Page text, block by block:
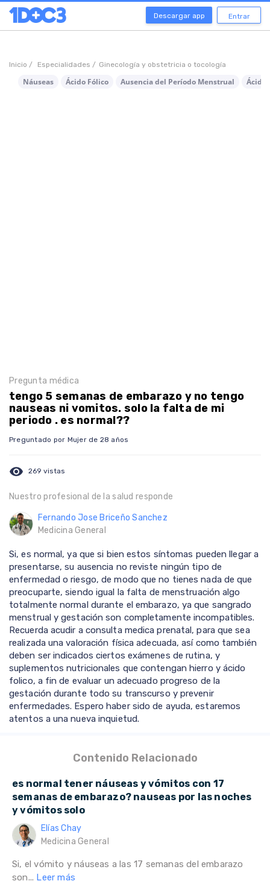
Descargar app Entrar
Inicio / Especialidades / Ginecología y obstetricia o tocología
Náuseas Ácido Fólico Ausencia del Período Menstrual Ácido
Pregunta médica
tengo 5 semanas de embarazo y no tengo
nauseas ni vomitos. solo la falta de mi
periodo . es normal??
Preguntado por Mujer de 28 años
visibility 269 vistas
Nuestro profesional de la salud responde
Fernando Jose Briceño Sanchez
Medicina General
Si, es normal, ya que si bien estos síntomas pueden llegar a
presentarse, su ausencia no reviste ningún tipo de
enfermedad o riesgo, de modo que no tienes nada de que
preocuparte, siendo igual la falta de menstruación algo
totalmente normal durante el embarazo, ya que sangrado
menstrual y gestación son completamente incompatibles.
Recuerda acudir a consulta medica prenatal, para que sea
realizada una valoración física adecuada, así como también
deben ser indicados ciertos exámenes de rutina, y
suplementos nutricionales que contengan hierro y ácido
folico, a fin de evaluar un adecuado progreso de la
gestación durante todo su transcurso y prevenir
enfermedades. Espero haber sido de ayuda, estaremos
atentos a una nueva inquietud.
Contenido Relacionado
es normal tener náuseas y vómitos con 17
semanas de embarazo? nauseas por las noches
y vómitos solo
Elías Chay
Medicina General
Si, el vómito y náuseas a las 17 semanas del embarazo
son... Leer más